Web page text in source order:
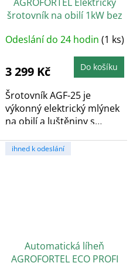
šrotovník na obilí 1kW bez
Odeslání do 24 hodin (1 ks)
3 299 Kč Do košíku
Šrotovník AGF-25 je
výkonný elektrický mlýnek
na obilí a luštěniny s
ihned k odeslání
Automatická líheň
AGROFORTEL ECO PROFI